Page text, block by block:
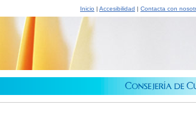
Inicio | Accesibilidad | Contacta con